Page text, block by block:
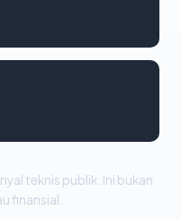
teknis publik. Ini bukan
finansial.